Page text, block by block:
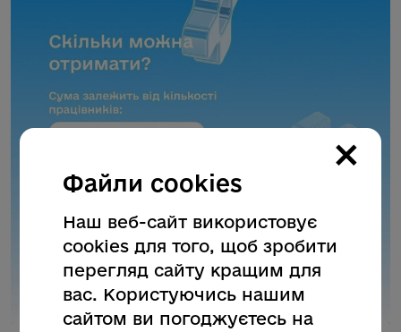
×
Файли cookies
Наш веб-сайт використовує
cookies для того, щоб зробити
перегляд сайту кращим для
вас. Користуючись нашим
сайтом ви погоджуєтесь на